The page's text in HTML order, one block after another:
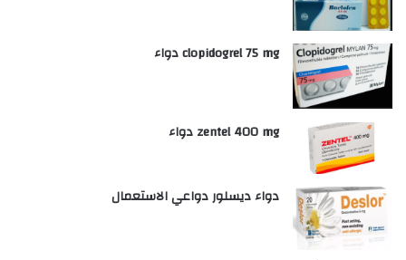
clopidogrel 75 mg دواء
zentel 400 mg دواء
دواء ديسلور دواعي الاستعمال